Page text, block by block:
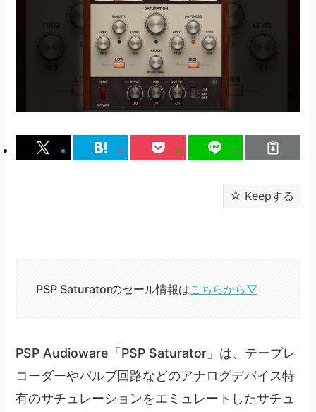
Keepする
PSP Saturatorのセール情報はこちらから▽
PSP Audioware「PSP Saturator」は、テープレ
コーダーやバルブ回路などのアナログデバイス特
有のサチュレーションをエミュレートしたサチュ